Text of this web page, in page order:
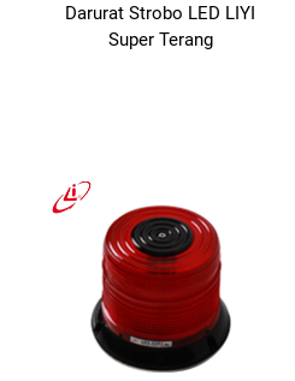
Darurat Strobo LED LIYI
Super Terang